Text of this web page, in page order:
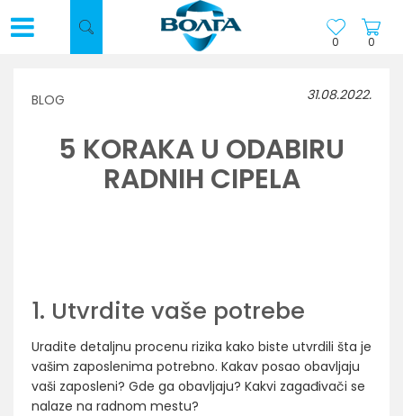
0
0
BLOG 31.08.2022.
5 KORAKA U ODABIRU
RADNIH CIPELA
1. Utvrdite vaše potrebe
Uradite detaljnu procenu rizika kako biste utvrdili šta je
vašim zaposlenima potrebno. Kakav posao obavljaju
vaši zaposleni? Gde ga obavljaju? Kakvi zagađivači se
nalaze na radnom mestu?